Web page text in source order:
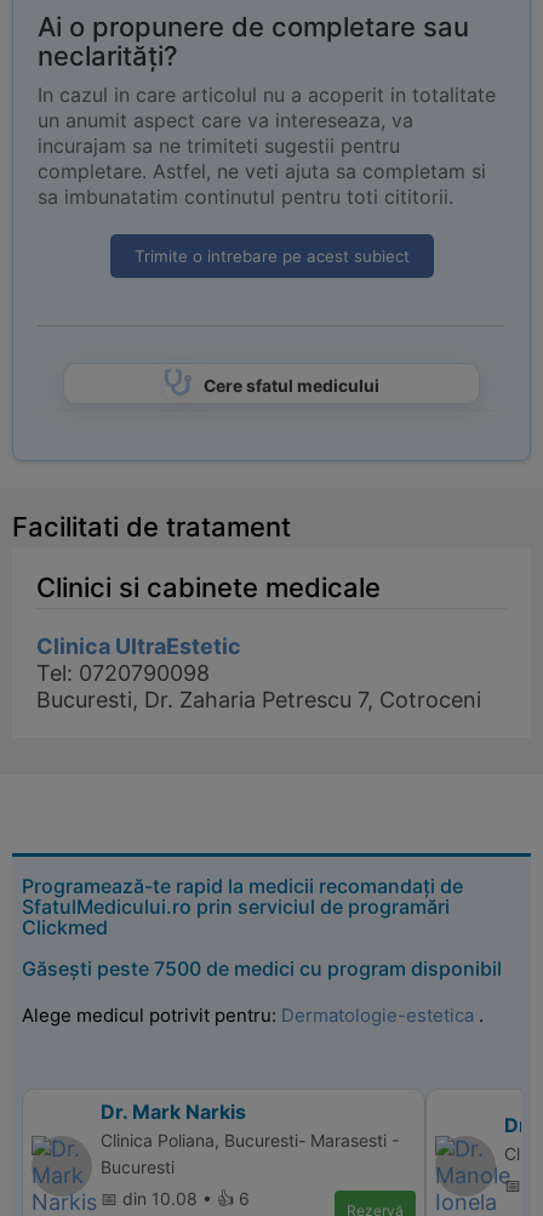
Ai o propunere de completare sau
neclarități?
In cazul in care articolul nu a acoperit in totalitate
un anumit aspect care va intereseaza, va
incurajam sa ne trimiteti sugestii pentru
completare. Astfel, ne veti ajuta sa completam si
sa imbunatatim continutul pentru toti cititorii.
Trimite o intrebare pe acest subiect
Cere sfatul medicului
Facilitati de tratament
Clinici si cabinete medicale
Clinica UltraEstetic
Tel: 0720790098
Bucuresti, Dr. Zaharia Petrescu 7, Cotroceni
Programează-te rapid la medicii recomandați de
SfatulMedicului.ro prin serviciul de programări
Clickmed
Găsești peste 7500 de medici cu program disponibil
Alege medicul potrivit pentru: Dermatologie-estetica .
Dr. Mark Narkis
Clinica Poliana, Bucuresti- Marasesti -
Bucuresti
📅 din 10.08 • 👍 6
Rezervă
Dr.
📅